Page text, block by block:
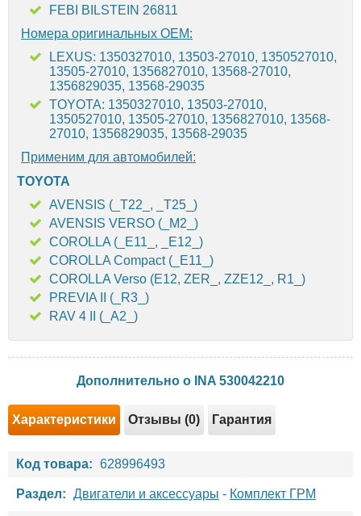
FEBI BILSTEIN 26811
Номера оригинальных OEM:
LEXUS: 1350327010, 13503-27010, 1350527010,
13505-27010, 1356827010, 13568-27010,
1356829035, 13568-29035
TOYOTA: 1350327010, 13503-27010,
1350527010, 13505-27010, 1356827010, 13568-
27010, 1356829035, 13568-29035
Применим для автомобилей:
TOYOTA
AVENSIS (_T22_, _T25_)
AVENSIS VERSO (_M2_)
COROLLA (_E11_, _E12_)
COROLLA Compact (_E11_)
COROLLA Verso (E12, ZER_, ZZE12_, R1_)
PREVIA II (_R3_)
RAV 4 II (_A2_)
Дополнительно о INA 530042210
Характеристики Отзывы (0) Гарантия
Код товара: 628996493
Раздел: Двигатели и аксессуары - Комплект ГРМ